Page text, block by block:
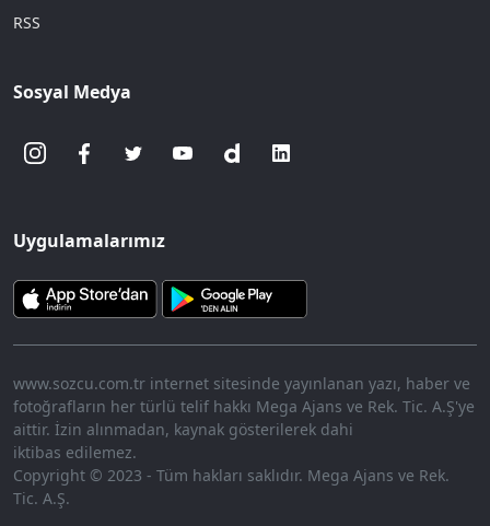
RSS
Sosyal Medya
Uygulamalarımız
www.sozcu.com.tr internet sitesinde yayınlanan yazı, haber ve
fotoğrafların her türlü telif hakkı Mega Ajans ve Rek. Tic. A.Ş'ye
aittir. İzin alınmadan, kaynak gösterilerek dahi
iktibas edilemez.
Copyright © 2023 - Tüm hakları saklıdır. Mega Ajans ve Rek.
Tic. A.Ş.